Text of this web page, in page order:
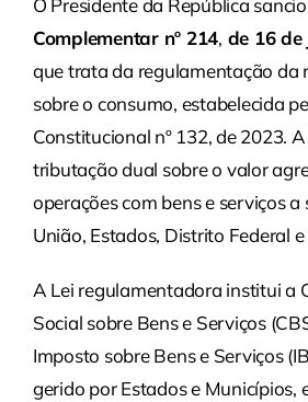
O Presidente da República
Complementar nº 214, de 16 de
que trata da regulamentação da
sobre o consumo, estabelecida
Constitucional nº 132, de 2023.
tributação dual sobre o valor
operações com bens e serviços a
União, Estados, Distrito Federal
A Lei regulamentadora institui a
Social sobre Bens e Serviços
Imposto sobre Bens e Serviços
gerido por Estados e Municípios,